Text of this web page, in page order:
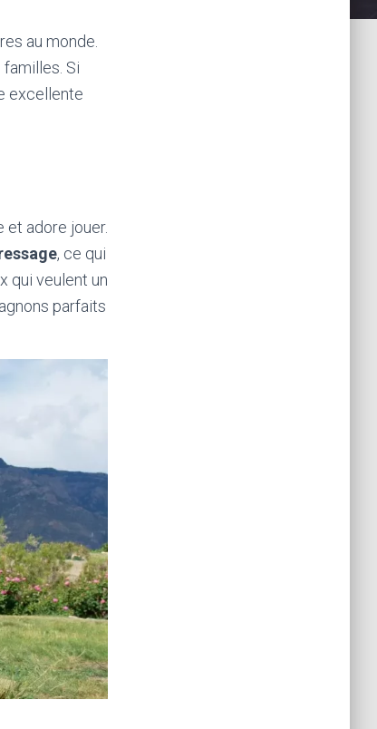
au monde.
Si
excellente
et adore jouer.
, ce qui
qui veulent un
parfaits